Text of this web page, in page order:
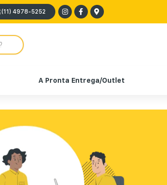
(11) 4978-5252
A Pronta Entrega/Outlet